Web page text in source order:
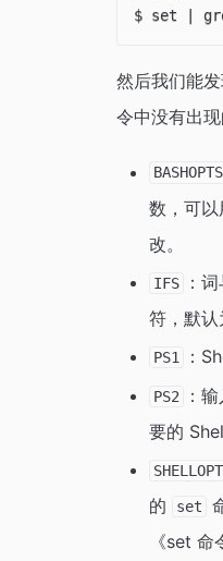
然后我们能
令中没有出
BASHOPTS
数，可以
改。
IFS
：
符，默认
PS1 ：
PS2
：
要的
的
set
《set